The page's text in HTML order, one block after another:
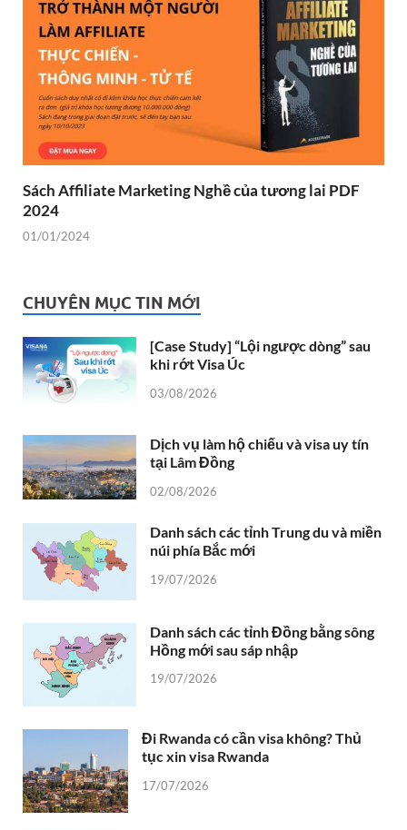
Sách Affiliate Marketing Nghề của tương lai PDF
2024
01/01/2024
CHUYÊN MỤC TIN MỚI
[Case Study] “Lội ngược dòng” sau
khi rớt Visa Úc
03/08/2026
Dịch vụ làm hộ chiếu và visa uy tín
tại Lâm Đồng
02/08/2026
Danh sách các tỉnh Trung du và miền
núi phía Bắc mới
19/07/2026
Danh sách các tỉnh Đồng bằng sông
Hồng mới sau sáp nhập
19/07/2026
Đi Rwanda có cần visa không? Thủ
tục xin visa Rwanda
17/07/2026